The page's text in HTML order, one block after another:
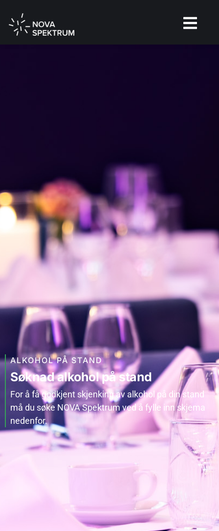
ALKOHOL PÅ STAND
Søknad alkohol på stand
For å få godkjent skjenking av alkohol på din stand
må du søke NOVA Spektrum ved å fylle inn skjema
nedenfor.